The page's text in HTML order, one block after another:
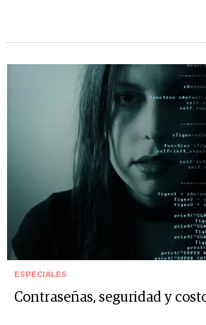
ESPECIALES
Contraseñas, seguridad y